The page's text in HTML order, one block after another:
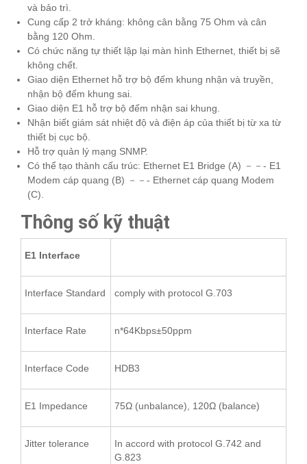
và bảo trì.
Cung cấp 2 trở kháng: không cân bằng 75 Ohm và cân
bằng 120 Ohm.
Có chức năng tự thiết lập lại màn hình Ethernet, thiết bị sẽ
không chết.
Giao diện Ethernet hỗ trợ bộ đếm khung nhận và truyền,
nhận bộ đếm khung sai.
Giao diện E1 hỗ trợ bộ đếm nhận sai khung.
Nhận biết giám sát nhiệt độ và điện áp của thiết bị từ xa từ
thiết bị cục bộ.
Hỗ trợ quản lý mạng SNMP.
Có thể tạo thành cấu trúc: Ethernet E1 Bridge (A) －－- E1
Modem cáp quang (B) －－- Ethernet cáp quang Modem
(C).
Thông số kỹ thuật
E1 Interface
Interface Standard comply with protocol G.703
Interface Rate n*64Kbps±50ppm
Interface Code HDB3
E1 Impedance 75Ω (unbalance), 120Ω (balance)
Jitter tolerance
In accord with protocol G.742 and
G.823